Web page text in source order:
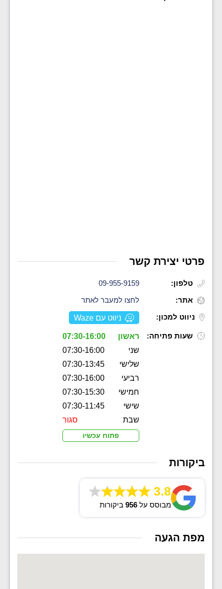
פרטי יצירת קשר
טלפון:
09-955-9159
אתר:
לחצו למעבר לאתר
ניווט למכון:
ניווט עם Waze
שעות פתיחה: ראשון
07:30-16:00
שני
07:30-16:00
שלישי
07:30-13:45
רביעי
07:30-16:00
חמישי
07:30-15:30
שישי
07:30-11:45
שבת
סגור
פתוח עכשיו
ביקורות
3.8
מבוסס על 956 ביקורות
מפת הגעה